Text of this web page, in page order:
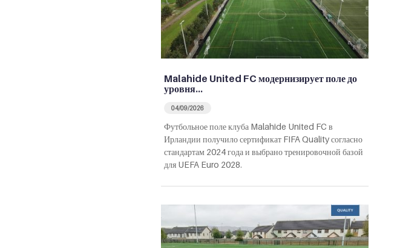
Malahide United FC модернизирует поле до
уровня…
04/09/2026
Футбольное поле клуба Malahide United FC в
Ирландии получило сертификат FIFA Quality согласно
стандартам 2024 года и выбрано тренировочной базой
для UEFA Euro 2028.